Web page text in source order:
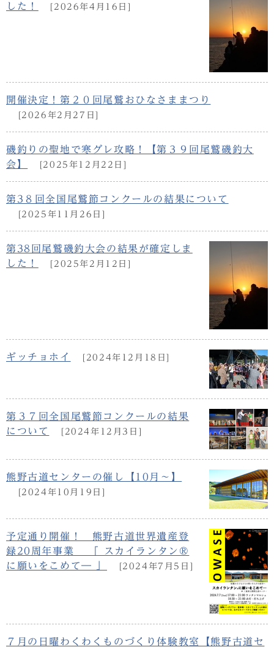
した！
[2026年4月16日]
開催決定！第２０回尾鷲おひなさままつり
[2026年2月27日]
磯釣りの聖地で寒グレ攻略！【第３９回尾鷲磯釣大
会】
[2025年12月22日]
第3８回全国尾鷲節コンクールの結果について
[2025年11月26日]
第38回尾鷲磯釣大会の結果が確定しま
した！
[2025年2月12日]
ギッチョホイ [2024年12月18日]
第３７回全国尾鷲節コンクールの結果
について
[2024年12月3日]
熊野古道センターの催し【10月～】
[2024年10月19日]
予定通り開催！ 熊野古道世界遺産登
録20周年事業 「 スカイランタン®
に願いをこめて― 」
[2024年7月5日]
７月の日曜わくわくものづくり体験教室【熊野古道セ